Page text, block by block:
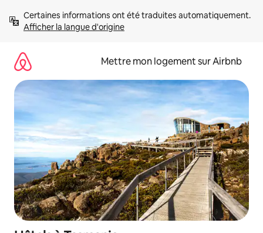
directement
Afficher la langue d'origine
Mettre mon logement sur Airbnb